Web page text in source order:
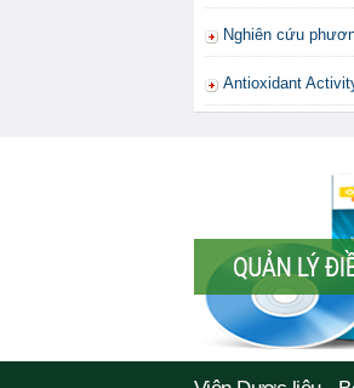
Nghiên cứu
Antioxidant